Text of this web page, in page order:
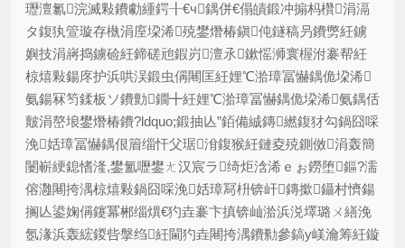
瓑澶氱浣滅敤鐨勮緟鍔╂€ч鍝併€傝皟鍛冲搧杩欑涓滆
タ鍑犱箮璇存槸涓庢垜浠殑鐢熸椿鎭伅鐩稿叧鐨勶紝鐪
嬩技涓嶈捣鐪硷紝鍗磋兘鍜岃澶氶鏉愮浉寰楃泭褰帮紝
椋熺敤鍚庝护浜哄洖鍛虫偁闀匡紝娌℃湁璋冨懗鍝佹垜浠
氨鍚冧笉鍒板ソ鐨勯鐗╋紝娌℃湁璋冨懗鍝佹垜浠氨鍝佸
皾涓嶅埌鐢熸椿鐨?ldquo;鍛抽亾”銆備絾鏄繎鍑犲勾鍋囧啋
浼姡璋冨懗鍝佷篃缁忓父琚洕鍑猴紝鏈夌殑鍘傚涓轰簡
闄嶄綆鎴愭湰,鐢氳嚦鐢ㄤ汉宸ラ绮炬浛浠ｅぉ鐒堕鏂?濡
傛灉闀挎湡椋熺敤鍋囧啋浼姡璋冩枡锛屽鏄撳鑷村懠鍚
搁亾鍙婅偁鑳冪郴缁熼€犳垚褰卞搷锛屾湁浜涚墿璐ㄨ繕浼
氬湪浜轰綋鍐呰搫绉紝閫犳垚闀挎湡鐨勬參鎬у嵄瀹筹紝鏇